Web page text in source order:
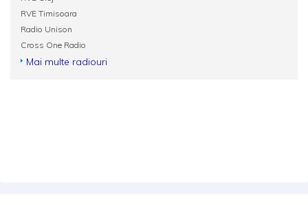
RVE Timisoara
Radio Unison
Cross One Radio
Mai multe radiouri